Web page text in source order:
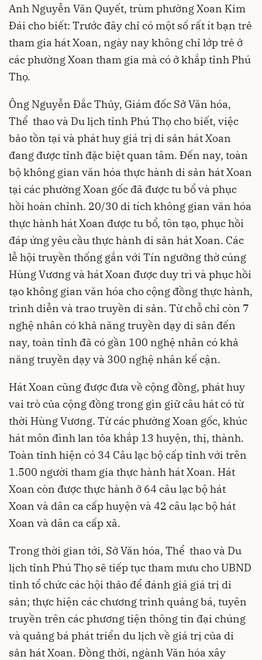
Anh Nguyễn Văn Quyết, trùm phường Xoan Kim
Đái cho biết: Trước đây chỉ có một số rất ít bạn trẻ
tham gia hát Xoan, ngày nay không chỉ lớp trẻ ở
các phường Xoan tham gia mà có ở khắp tỉnh Phú
Thọ.
Ông Nguyễn Đắc Thủy, Giám đốc Sở Văn hóa,
Thể thao và Du lịch tỉnh Phú Thọ cho biết, việc
bảo tồn tại và phát huy giá trị di sản hát Xoan
đang được tỉnh đặc biệt quan tâm. Đến nay, toàn
bộ không gian văn hóa thực hành di sản hát Xoan
tại các phường Xoan gốc đã được tu bổ và phục
hồi hoàn chỉnh. 20/30 di tích không gian văn hóa
thực hành hát Xoan được tu bổ, tôn tạo, phục hồi
đáp ứng yêu cầu thực hành di sản hát Xoan. Các
lễ hội truyền thống gắn với Tín ngưỡng thờ cúng
Hùng Vương và hát Xoan được duy trì và phục hồi
tạo không gian văn hóa cho cộng đồng thực hành,
trình diễn và trao truyền di sản. Từ chỗ chỉ còn 7
nghệ nhân có khả năng truyền dạy di sản đến
nay, toàn tỉnh đã có gần 100 nghệ nhân có khả
năng truyền dạy và 300 nghệ nhân kế cận.
Hát Xoan cũng được đưa về cộng đồng, phát huy
vai trò của cộng đồng trong gìn giữ câu hát có từ
thời Hùng Vương. Từ các phường Xoan gốc, khúc
hát môn đình lan tỏa khắp 13 huyện, thị, thành.
Toàn tỉnh hiện có 34 Câu lạc bộ cấp tỉnh với trên
1.500 người tham gia thực hành hát Xoan. Hát
Xoan còn được thực hành ở 64 câu lạc bộ hát
Xoan và dân ca cấp huyện và 42 câu lạc bộ hát
Xoan và dân ca cấp xã.
Trong thời gian tới, Sở Văn hóa, Thể thao và Du
lịch tỉnh Phú Thọ sẽ tiếp tục tham mưu cho UBND
tỉnh tổ chức các hội thảo để đánh giá giá trị di
sản; thực hiện các chương trình quảng bá, tuyên
truyền trên các phương tiện thông tin đại chúng
và quảng bá phát triển du lịch về giá trị của di
sản hát Xoan. Đồng thời, ngành Văn hóa xây